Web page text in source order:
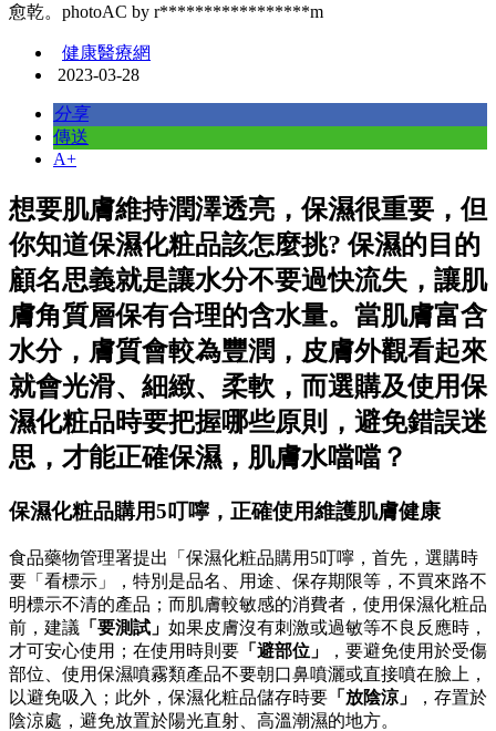
愈乾。photoAC by r*****************m
健康醫療網
2023-03-28
分享
傳送
A+
想要肌膚維持潤澤透亮，保濕很重要，但
你知道保濕化粧品該怎麼挑? 保濕的目的
顧名思義就是讓水分不要過快流失，讓肌
膚角質層保有合理的含水量。當肌膚富含
水分，膚質會較為豐潤，皮膚外觀看起來
就會光滑、細緻、柔軟，而選購及使用保
濕化粧品時要把握哪些原則，避免錯誤迷
思，才能正確保濕，肌膚水噹噹？
保濕化粧品購用5叮嚀，正確使用維護肌膚健康
食品藥物管理署提出「保濕化粧品購用5叮嚀，首先，選購時
要「看標示」，特別是品名、用途、保存期限等，不買來路不
明標示不清的產品；而肌膚較敏感的消費者，使用保濕化粧品
前，建議 「要測試」 如果皮膚沒有刺激或過敏等不良反應時，
才可安心使用；在使用時則要 「避部位」
，要避免使用於受傷
部位、使用保濕噴霧類產品不要朝口鼻噴灑或直接噴在臉上，
以避免吸入；此外，保濕化粧品儲存時要 「放陰涼」
，存置於
陰涼處，避免放置於陽光直射、高溫潮濕的地方。